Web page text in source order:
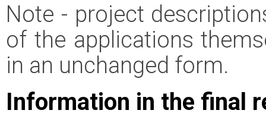
Note - project
of the applications
in an unchanged form.
Information in the final